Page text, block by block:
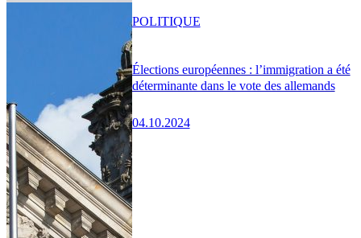
Élections européennes : l’immigration a été
déterminante dans le vote des allemands
04.10.2024
POLITIQUE